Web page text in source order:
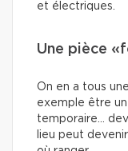
et électriques.
Une pièce
On en a tous
exemple être
temporaire…
lieu peut